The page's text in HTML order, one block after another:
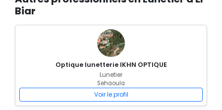
Biar
Optique lunetterie IKHN OPTIQUE
Lunetier
Sehaoula
Voir le profil